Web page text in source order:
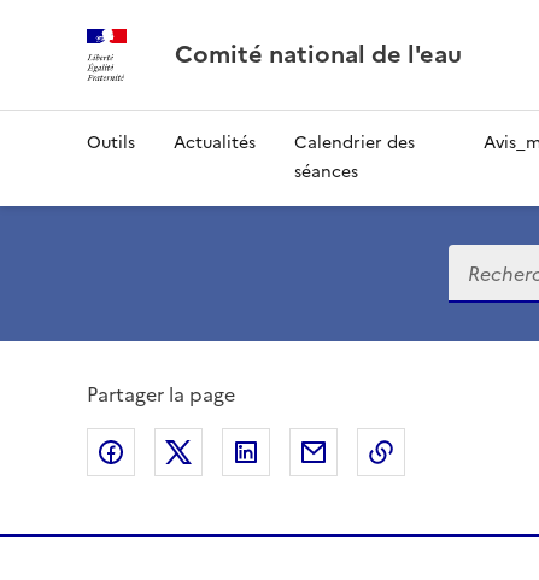
Comité national de l'eau
Outils Actualités
Calendrier des
séances
Recherche
C
o
m
i
Partager la page
Partager sur Facebook
Partager sur XPartager sur LinkedIn
Partager par email